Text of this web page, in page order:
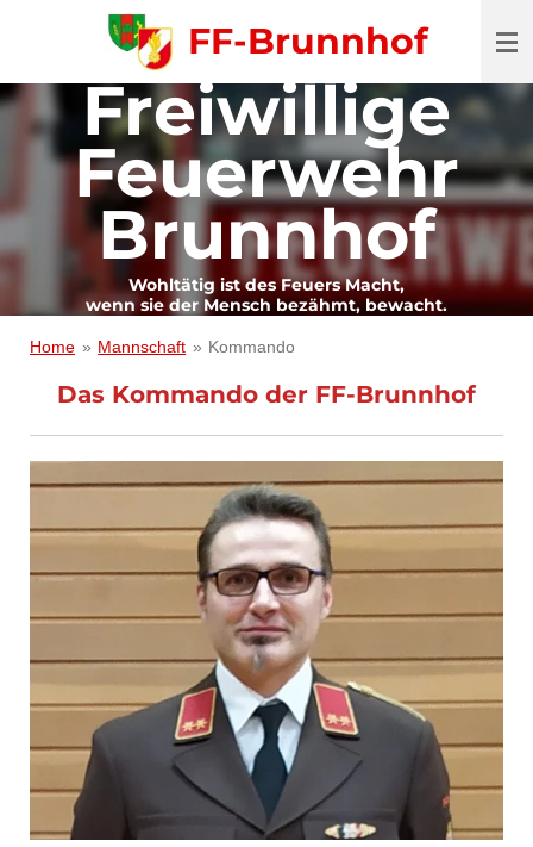
FF-Brunnhof
Freiwillige
Feuerwehr
Brunnhof
Wohltätig ist des Feuers Macht,
wenn sie der Mensch bezähmt, bewacht.
Home » Mannschaft » Kommando
Das Kommando der FF-Brunnhof